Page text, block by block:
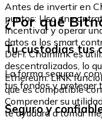
Antes de invertir en
puntos: Uso en
incentivar y operar
datos a los smart
DeFi: Chainlink es
descentralizados, lo
Ethereum: LINK
que es compatible
Comprender su
te ayudará a tomar
¿Por qué
Tu custodias tus
La forma segura y
tus fondos y proteger
Seguro y